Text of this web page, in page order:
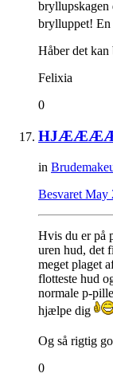
bryllupskagen
brylluppet! En
Håber det kan
Felixia
0
in
Besvaret May
Hvis du er på
uren hud, det
meget plaget
flotteste hud
normale p-
hjælpe dig
Og så rigtig
0